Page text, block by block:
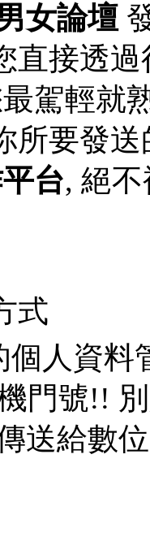
女論壇
直接透
駕輕就
所要發
台, 絕
式
個人資
門號!!
送給數